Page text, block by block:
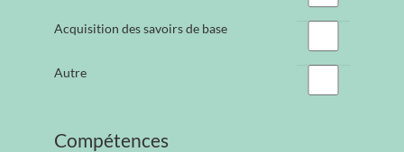
Acquisition des savoirs de base
Autre
Compétences